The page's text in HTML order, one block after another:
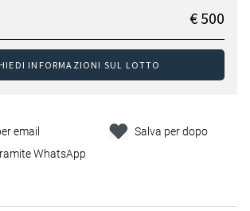
€ 500
INFORMAZIONI SUL LOTTO
email
WhatsApp
Salva per dopo